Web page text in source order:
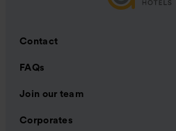
Contact
FAQs
Join our team
Corporates